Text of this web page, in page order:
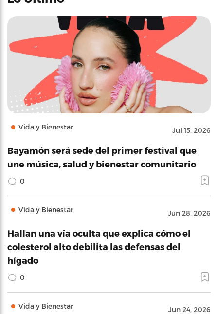
Vida y Bienestar Jul 15, 2026
Bayamón será sede del primer festival que
une música, salud y bienestar comunitario
0
Vida y Bienestar Jun 28, 2026
Hallan una vía oculta que explica cómo el
colesterol alto debilita las defensas del
hígado
0
Vida y Bienestar Jun 24, 2026